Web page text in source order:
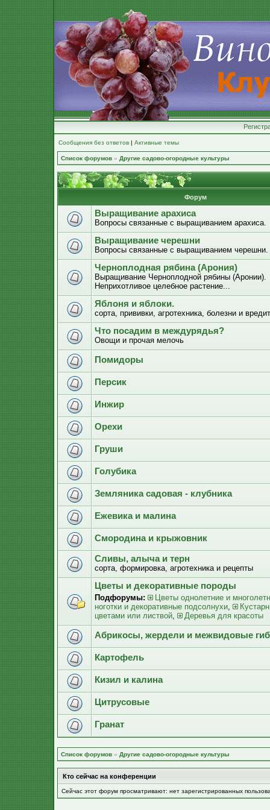
Сообщения без ответов | Активные темы
Список форумов » Другие садово-огородные культуры
Форум
Выращивание арахиса
Вопросы связанные с выращиванием арахиса.
Выращивание черешни
Вопросы связанные с выращиванием черешни.
Черноплодная рябина (Арония)
Выращивание Черноплодной рябины (Аронии).
Неприхотливое целебное растение...
Яблоня и яблоки.
сорта, прививки, агротехника, болезни и
Что посадим в междурядья?
Овощи и прочая мелочь
Помидоры
Персик
Инжир
Орехи
Груши
Голубика
Земляника садовая - клубника
Ежевика и малина
Смородина и крыжовник
Сливы, алыча и терн
сорта, формировка, агротехника и рецепты
Цветы и декоративные породы
Подфорумы:
Цветы однолетние и
ноготки и декоративные подсолнухи,
цветами или листвой, Деревья для красоты
Абрикосы, жердели и межвидовые
Картофель
Кизил и калина
Цитрусовые
Гранат
Список форумов » Другие садово-огородные культуры
Кто сейчас на конференции
Сейчас этот форум просматривают: нет зарегистрированных